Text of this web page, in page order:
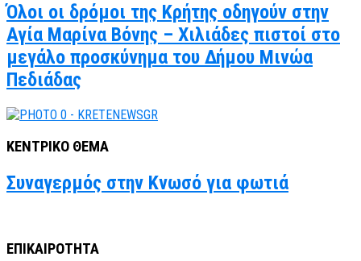
Όλοι οι δρόμοι της Κρήτης οδηγούν στην
Αγία Μαρίνα Βόνης – Χιλιάδες πιστοί στο
μεγάλο προσκύνημα του Δήμου Μινώα
Πεδιάδας
ΚΕΝΤΡΙΚΟ ΘΕΜΑ
Συναγερμός στην Κνωσό για φωτιά
ΕΠΙΚΑΙΡΟΤΗΤΑ